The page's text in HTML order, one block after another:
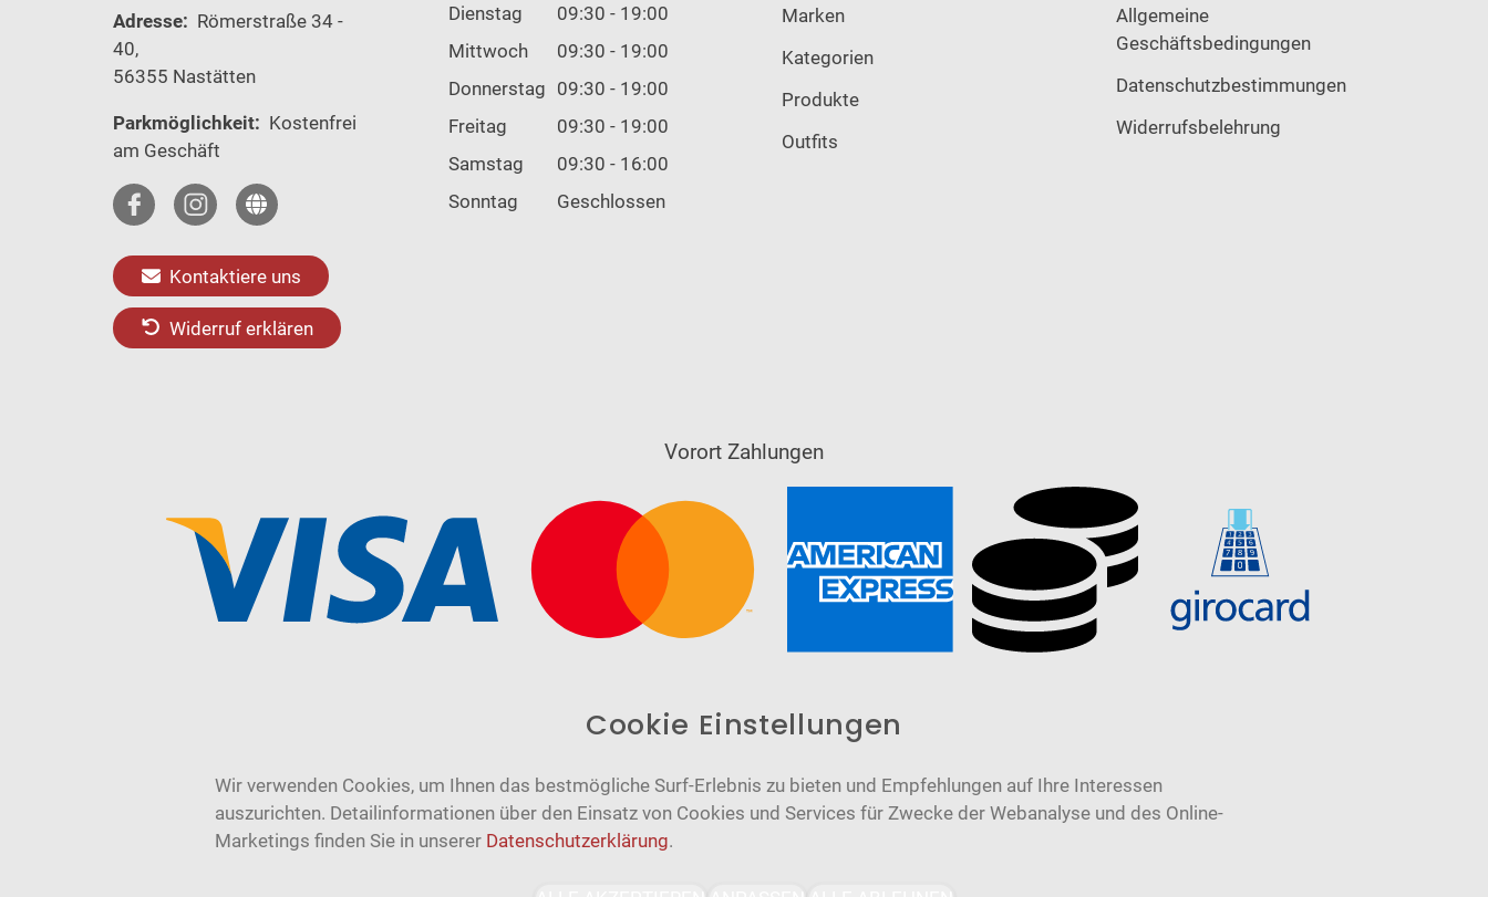
Adresse: Römerstraße 34 -
40,
56355 Nastätten
Parkmöglichkeit: Kostenfrei
am Geschäft
Kontaktiere uns
Widerruf erklären
Dienstag
09:30 - 19:00
Mittwoch
09:30 - 19:00
Donnerstag 09:30 - 19:00
Freitag
09:30 - 19:00
Samstag
09:30 - 16:00
Sonntag
Geschlossen
Marken
Kategorien
Produkte
Outfits
Allgemeine
Geschäftsbedingungen
Datenschutzbestimmungen
Widerrufsbelehrung
Vorort Zahlungen
Bereitgestellt von
Cookie Einstellungen
Wir verwenden Cookies, um Ihnen das bestmögliche Surf-Erlebnis zu bieten und Empfehlungen auf Ihre Interessen
auszurichten. Detailinformationen über den Einsatz von Cookies und Services für Zwecke der Webanalyse und des Online-
Marketings finden Sie in unserer Datenschutzerklärung.